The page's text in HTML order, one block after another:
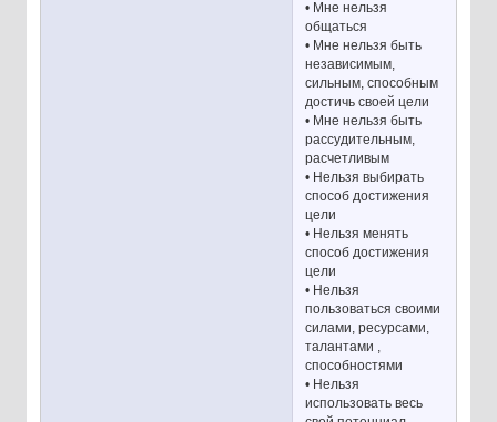
• Мне нельзя
общаться
• Мне нельзя быть
независимым,
сильным, способным
достичь своей цели
• Мне нельзя быть
рассудительным,
расчетливым
• Нельзя выбирать
способ достижения
цели
• Нельзя менять
способ достижения
цели
• Нельзя
пользоваться своими
силами, ресурсами,
талантами ,
способностями
• Нельзя
использовать весь